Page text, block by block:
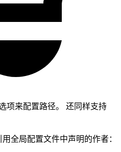
项来配置路径。 还同样支持
全局配置文件中声明的作者：